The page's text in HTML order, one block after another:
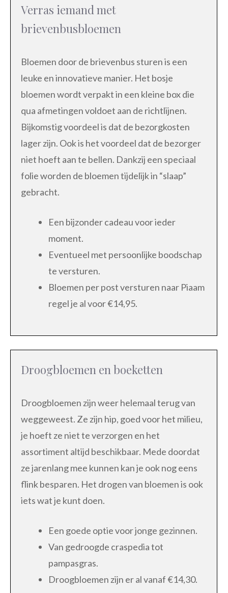
Verras iemand met
brievenbusbloemen
Bloemen door de brievenbus sturen is een
leuke en innovatieve manier. Het bosje
bloemen wordt verpakt in een kleine box die
qua afmetingen voldoet aan de richtlijnen.
Bijkomstig voordeel is dat de bezorgkosten
lager zijn. Ook is het voordeel dat de bezorger
niet hoeft aan te bellen. Dankzij een speciaal
folie worden de bloemen tijdelijk in “slaap”
gebracht.
Een bijzonder cadeau voor ieder
moment.
Eventueel met persoonlijke boodschap
te versturen.
Bloemen per post versturen naar Piaam
regel je al voor €14,95.
Droogbloemen en boeketten
Droogbloemen zijn weer helemaal terug van
weggeweest. Ze zijn hip, goed voor het milieu,
je hoeft ze niet te verzorgen en het
assortiment altijd beschikbaar. Mede doordat
ze jarenlang mee kunnen kan je ook nog eens
flink besparen. Het drogen van bloemen is ook
iets wat je kunt doen.
Een goede optie voor jonge gezinnen.
Van gedroogde craspedia tot
pampasgras.
Droogbloemen zijn er al vanaf €14,30.